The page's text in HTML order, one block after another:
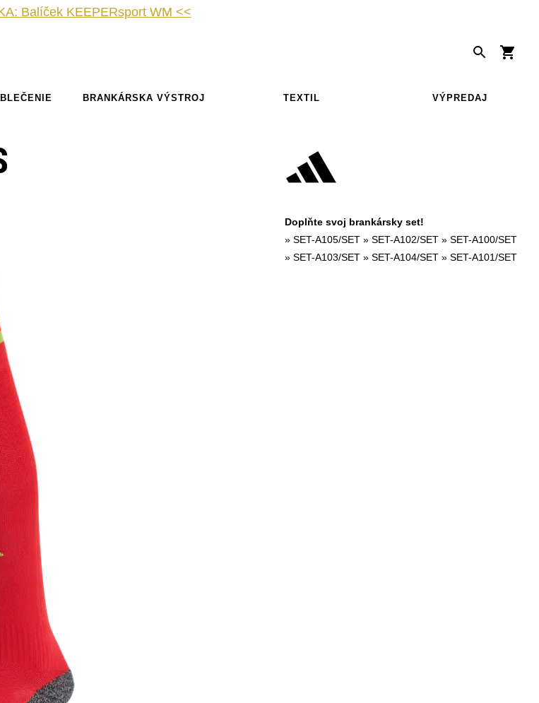
Balíček KEEPERsport WM <<
BRANKÁRSKA VÝSTROJ TEXTIL VÝPREDAJ
Doplňte svoj brankársky set!
» SET-A105/SET » SET-A102/SET » SET-A100/SET
» SET-A103/SET » SET-A104/SET » SET-A101/SET